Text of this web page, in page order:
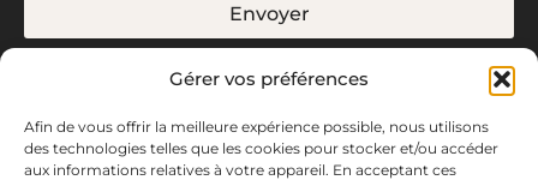
Gérer vos préférences
Afin de vous offrir la meilleure expérience possible, nous utilisons
des technologies telles que les cookies pour stocker et/ou accéder
aux informations relatives à votre appareil. En acceptant ces
Envoyer
Sous le haut patronage du Ministère de la
Mentions légales| Politique de
Parisienne. Conçu par